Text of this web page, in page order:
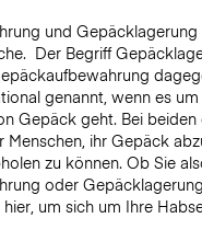
und Gepäcklagerung
Der Begriff
genannt, wenn es
Gepäck geht. Bei beiden
Menschen, ihr Gepäck
zu können. Ob Sie
oder
hier, um sich um Ihre